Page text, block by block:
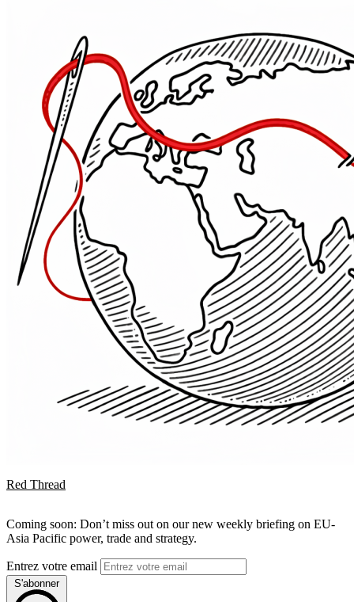
Red Thread
Coming soon: Don’t miss out on our new weekly briefing on EU-
Asia Pacific power, trade and strategy.
Entrez votre email
S'abonner